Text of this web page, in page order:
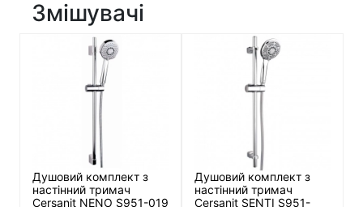
Змішувачі
Душовий комплект з
настінний тримач
Cersanit NENO S951-019
Душовий комплект з
настінний тримач
Cersanit SENTI S951-